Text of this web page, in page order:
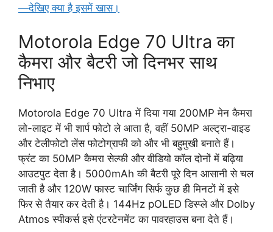
—देखिए क्या है इसमें खास।
Motorola Edge 70 Ultra का
कैमरा और बैटरी जो दिनभर साथ
निभाए
Motorola Edge 70 Ultra में दिया गया 200MP मेन कैमरा
लो-लाइट में भी शार्प फोटो ले आता है, वहीं 50MP अल्ट्रा-वाइड
और टेलीफोटो लेंस फोटोग्राफी को और भी बहुमुखी बनाते हैं।
फ्रंट का 50MP कैमरा सेल्फी और वीडियो कॉल दोनों में बढ़िया
आउटपुट देता है। 5000mAh की बैटरी पूरे दिन आसानी से चल
जाती है और 120W फास्ट चार्जिंग सिर्फ कुछ ही मिनटों में इसे
फिर से तैयार कर देती है। 144Hz pOLED डिस्प्ले और Dolby
Atmos स्पीकर्स इसे एंटरटेनमेंट का पावरहाउस बना देते हैं।